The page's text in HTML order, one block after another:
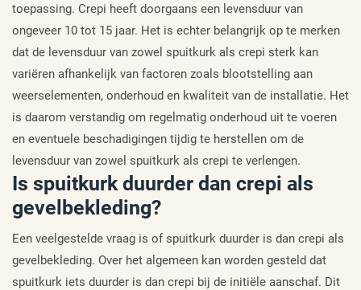
toepassing. Crepi heeft doorgaans een levensduur van
ongeveer 10 tot 15 jaar. Het is echter belangrijk op te merken
dat de levensduur van zowel spuitkurk als crepi sterk kan
variëren afhankelijk van factoren zoals blootstelling aan
weerselementen, onderhoud en kwaliteit van de installatie. Het
is daarom verstandig om regelmatig onderhoud uit te voeren
en eventuele beschadigingen tijdig te herstellen om de
levensduur van zowel spuitkurk als crepi te verlengen.
Is spuitkurk duurder dan crepi als
gevelbekleding?
Een veelgestelde vraag is of spuitkurk duurder is dan crepi als
gevelbekleding. Over het algemeen kan worden gesteld dat
spuitkurk iets duurder is dan crepi bij de initiële aanschaf. Dit